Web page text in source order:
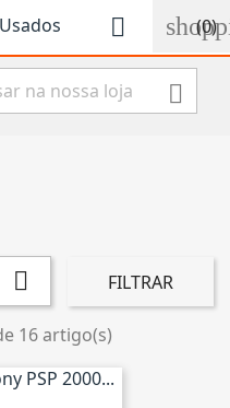
(0)


 FILTRAR
16 artigo(s)